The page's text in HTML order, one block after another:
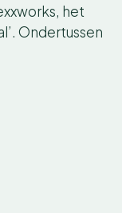
het
Ondertussen